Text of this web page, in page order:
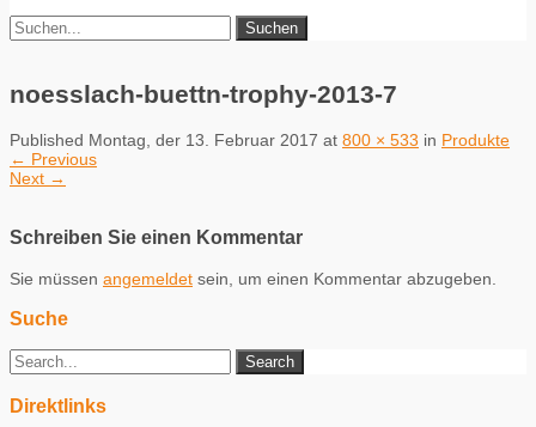
noesslach-buettn-trophy-2013-7
Published Montag, der 13. Februar 2017 at 800 × 533 in Produkte
← Previous
Next →
Schreiben Sie einen Kommentar
Sie müssen angemeldet sein, um einen Kommentar abzugeben.
Suche
Direktlinks